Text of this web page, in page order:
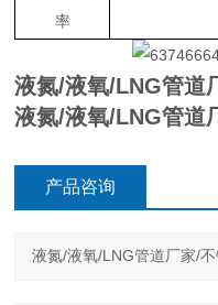
率
液氮/液氧/LNG管道
液氮/液氧/LNG管道
产品咨询